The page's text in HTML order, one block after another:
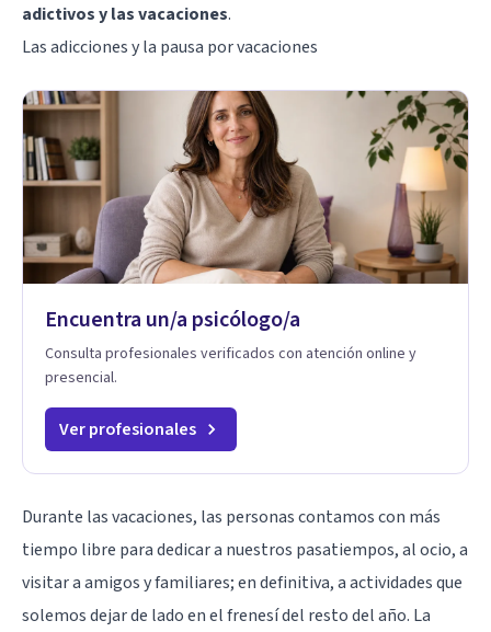
adictivos y las vacaciones.
Las adicciones y la pausa por vacaciones
Encuentra un/a psicólogo/a
Consulta profesionales verificados con atención online y
presencial.
Ver profesionales
Durante las vacaciones, las personas contamos con más
tiempo libre para dedicar a nuestros pasatiempos, al ocio, a
visitar a amigos y familiares; en definitiva, a actividades que
solemos dejar de lado en el frenesí del resto del año. La